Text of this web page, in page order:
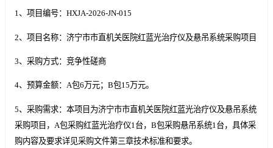
1、项目编号：HXJA-2026-JN-015
2、项目名称：济宁市市直机关医院红蓝光治疗仪及悬吊系统采购项目
3、采购方式：竞争性磋商
4、预算金额：A包6万元；B包15万元。
5、采购需求：本项目为济宁市市直机关医院红蓝光治疗仪及悬吊系统
采购项目，A包采购红蓝光治疗仪1台，B包采购悬吊系统1台，具体采
购内容及要求详见采购文件第三章技术标准和要求。